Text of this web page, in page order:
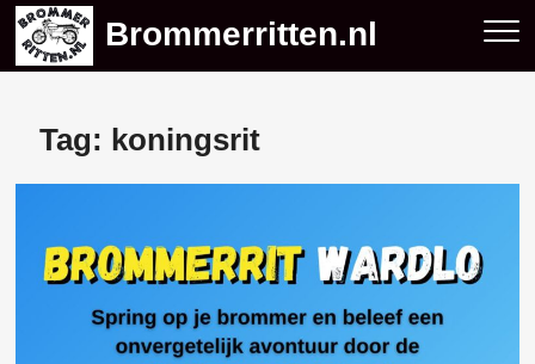
Skip
content
Brommerritten.nl
Tag: koningsrit